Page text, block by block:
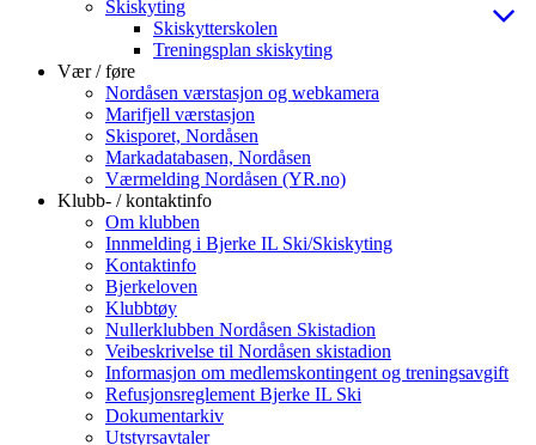
Skiskyting
Skiskytterskolen
Treningsplan skiskyting
Vær / føre
Nordåsen værstasjon og webkamera
Marifjell værstasjon
Skisporet, Nordåsen
Markadatabasen, Nordåsen
Værmelding Nordåsen (YR.no)
Klubb- / kontaktinfo
Om klubben
Innmelding i Bjerke IL Ski/Skiskyting
Kontaktinfo
Bjerkeloven
Klubbtøy
Nullerklubben Nordåsen Skistadion
Veibeskrivelse til Nordåsen skistadion
Informasjon om medlemskontingent og treningsavgift
Refusjonsreglement Bjerke IL Ski
Dokumentarkiv
Utstyrsavtaler